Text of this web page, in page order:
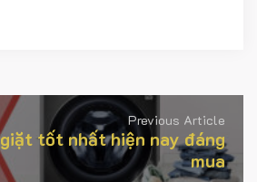
Previous Article
tốt nhất hiện nay đáng
mua